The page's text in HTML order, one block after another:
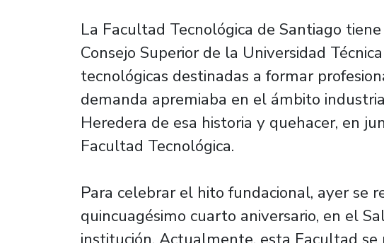
La Facultad Tecnológica de Santiago
Consejo Superior de la Universidad
tecnológicas destinadas a formar
demanda apremiaba en el ámbito
Heredera de esa historia y quehacer, en
Facultad Tecnológica.
Para celebrar el hito fundacional, ayer se
quincuagésimo cuarto aniversario, en el